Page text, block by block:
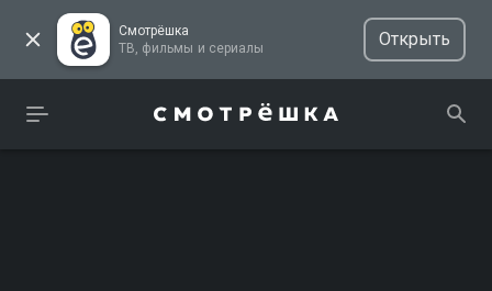
Смотрёшка
ТВ, фильмы и сериалы
Открыть